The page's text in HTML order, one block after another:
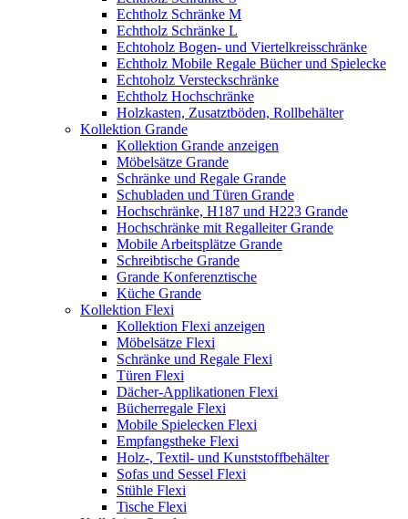
Echtholz Schränke M
Echtholz Schränke L
Echtoholz Bogen- und Viertelkreisschränke
Echtholz Mobile Regale Bücher und Spielecke
Echtoholz Versteckschränke
Echtholz Hochschränke
Holzkasten, Zusatztböden, Rollbehälter
Kollektion Grande
Kollektion Grande anzeigen
Möbelsätze Grande
Schränke und Regale Grande
Schubladen und Türen Grande
Hochschränke, H187 und H223 Grande
Hochschränke mit Regalleiter Grande
Mobile Arbeitsplätze Grande
Schreibtische Grande
Grande Konferenztische
Küche Grande
Kollektion Flexi
Kollektion Flexi anzeigen
Möbelsätze Flexi
Schränke und Regale Flexi
Türen Flexi
Dächer-Applikationen Flexi
Bücherregale Flexi
Mobile Spielecken Flexi
Empfangstheke Flexi
Holz-, Textil- und Kunststoffbehälter
Sofas und Sessel Flexi
Stühle Flexi
Tische Flexi